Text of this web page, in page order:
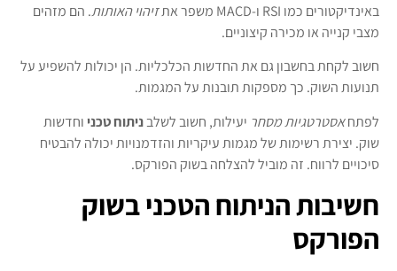
באינדיקטורים כמו RSI ו-MACD משפר את
זיהוי האותות. הם מזהים
מצבי קנייה או מכירה קיצוניים.
חשוב לקחת בחשבון גם את החדשות הכלכליות. הן יכולות להשפיע על
תנועות השוק. כך מספקות תובנות על המגמות.
לפתחאסטרטגיות מסחר יעילות, חשוב לשלבניתוח טכניוחדשות
שוק. יצירת רשימות של מגמות עיקריות והזדמנויות יכולה להבטיח
סיכויים לרווח. זה מוביל להצלחה בשוק הפורקס.
חשיבות הניתוח הטכני בשוק
הפורקס